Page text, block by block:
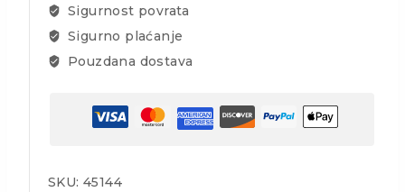
Sigurnost povrata
Sigurno plaćanje
Pouzdana dostava
SKU: 45144